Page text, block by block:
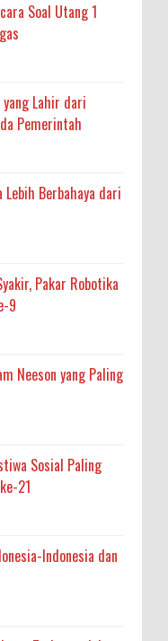
Soal Utang 1
Lahir dari
Pemerintah
Berbahaya dari
Pakar Robotika
9
Neeson yang Paling
Sosial Paling
21
Indonesia dan